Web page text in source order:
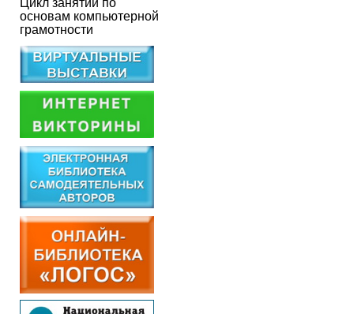
Цикл занятий по
основам компьютерной
грамотности